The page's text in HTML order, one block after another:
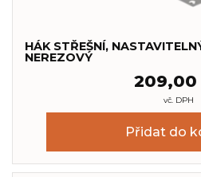
HÁK STŘEŠNÍ,
NEREZOVÝ
209,00
vč. DPH
Přidat do